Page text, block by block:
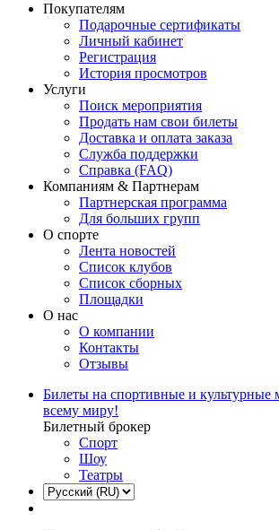
Покупателям
Подарочные сертификаты
Личный кабинет
Регистрация
История просмотров
Услуги
Поиск мероприятия
Продать нам свои билеты
Доставка и оплата заказа
Служба поддержки
Справка (FAQ)
Компаниям & Партнерам
Партнерская программа
Для больших групп
О спорте
Лента новостей
Список клубов
Список сборных
Площадки
О нас
О компании
Контакты
Отзывы
Билеты на спортивные и культурные
всему миру!
Билетный брокер
Спорт
Шоу
Театры